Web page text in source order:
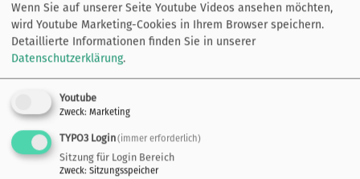
Straßenfahrradkino
Wenn Sie auf unserer Seite Youtube Videos ansehen möchten,
wird Youtube Marketing-Cookies in Ihrem Browser speichern.
Detaillierte Informationen finden Sie in unserer
Datenschutzerklärung.
Youtube
Zweck: Marketing
TYPO3 Login(immer erforderlich)
Sitzung für Login Bereich
Zweck: Sitzungsspeicher